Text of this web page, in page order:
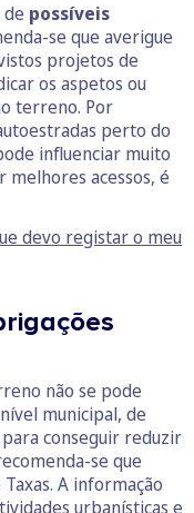
possíveis
se que averigue
projetos de
os aspetos ou
terreno. Por
perto do
influenciar muito
melhores acessos, é
devo registar o meu
não se pode
municipal, de
conseguir reduzir
se que
A informação
urbanísticas e